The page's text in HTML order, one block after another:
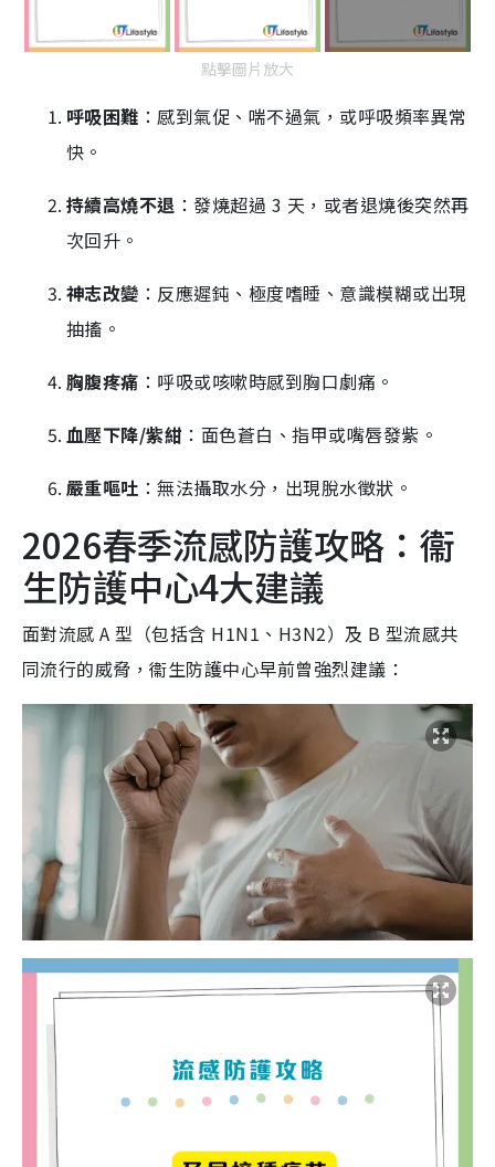
點擊圖片放大
呼吸困難 ：感到氣促、喘不過氣，或呼吸頻率異常
快。
持續高燒不退 ：發燒超過 3 天，或者退燒後突然再
次回升。
神志改變 ：反應遲鈍、極度嗜睡、意識模糊或出現
抽搐。
胸腹疼痛 ：呼吸或咳嗽時感到胸口劇痛。
血壓下降/紫紺 ：面色蒼白、指甲或嘴唇發紫。
嚴重嘔吐 ：無法攝取水分，出現脫水徵狀。
2026春季流感防護攻略：衞
生防護中心4大建議
面對流感 A 型（包括含 H1N1、H3N2）及 B 型流感共
同流行的威脅，衞生防護中心早前曾強烈建議：